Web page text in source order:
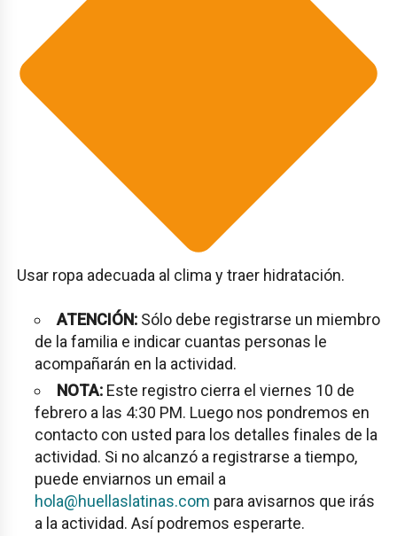
Usar ropa adecuada al clima y traer hidratación.
ATENCIÓN: Sólo debe registrarse un miembro
de la familia e indicar cuantas personas le
acompañarán en la actividad.
NOTA: Este registro cierra el viernes 10 de
febrero a las 4:30 PM. Luego nos pondremos en
contacto con usted para los detalles finales de la
actividad. Si no alcanzó a registrarse a tiempo,
puede enviarnos un email a
hola@huellaslatinas.com para avisarnos que irás
a la actividad. Así podremos esperarte.